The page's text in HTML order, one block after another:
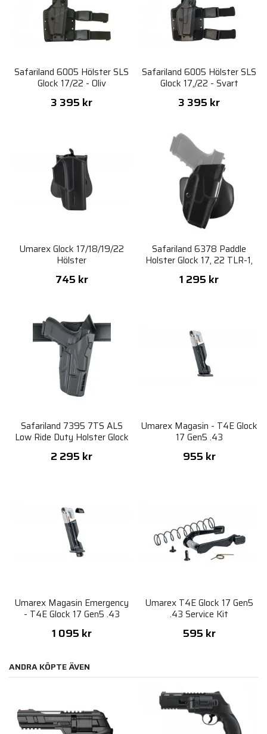
Safariland 6005 Hölster SLS
Glock 17/22 - Oliv
3 395 kr
Safariland 6005 Hölster SLS
Glock 17,/22 - Svart
3 395 kr
Umarex Glock 17/18/19/22
Hölster
745 kr
Safariland 6378 Paddle
Holster Glock 17, 22 TLR-1,
X300
1 295 kr
Safariland 7395 7TS ALS
Low Ride Duty Holster Glock
17 Gen. 1-5
2 295 kr
Umarex Magasin - T4E Glock
17 Gen5 .43
955 kr
Umarex Magasin Emergency
- T4E Glock 17 Gen5 .43
1 095 kr
Umarex T4E Glock 17 Gen5
.43 Service Kit
595 kr
ANDRA KÖPTE ÄVEN